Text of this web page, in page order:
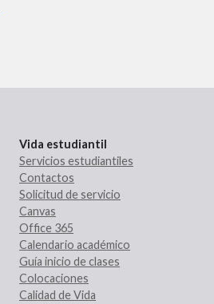
Vida estudiantil
Servicios estudiantiles
Contactos
Solicitud de servicio
Canvas
Office 365
Calendario académico
Guía inicio de clases
Colocaciones
Calidad de Vida